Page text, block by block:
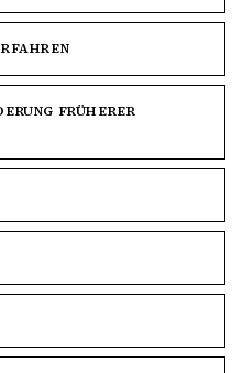
FRÜHERER